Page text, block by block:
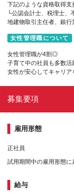
下記のような資格取得支
└公認会計士、税理士、
地建物取引主任者、銀
女性管理職について
女性管理職が4割◎
子育て中の社員も多数活
女性が安心してキャリア
募集要項
雇用形態
正社員
試用期間中の雇用形態に
給与